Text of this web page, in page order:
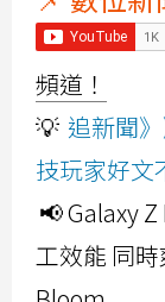
頻道！
💡 追新聞
技玩家好文
📢 Galaxy
工效能 同